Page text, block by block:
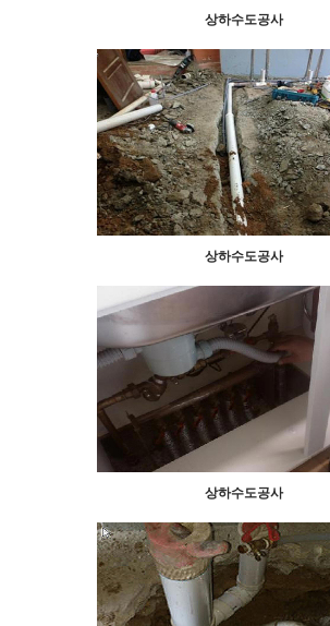
상하수도공사
상하수도공사
상하수도공사